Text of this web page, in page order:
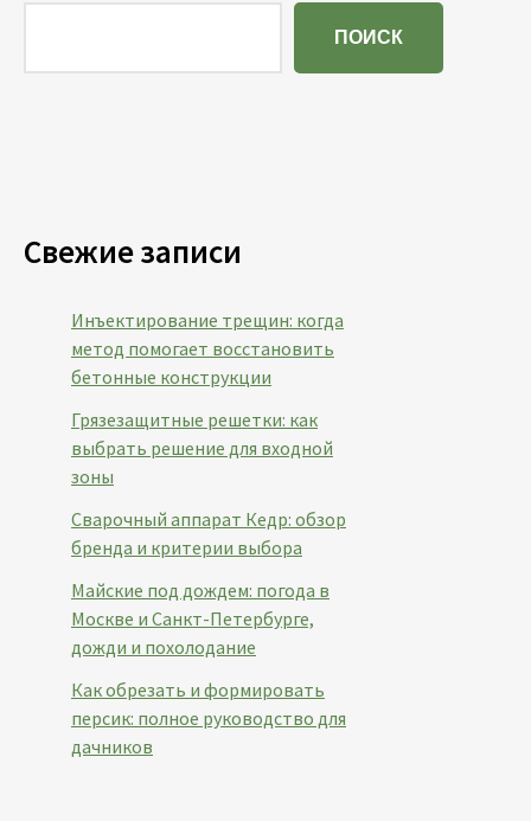
ПОИСК
Свежие записи
Инъектирование трещин: когда
метод помогает восстановить
бетонные конструкции
Грязезащитные решетки: как
выбрать решение для входной
зоны
Сварочный аппарат Кедр: обзор
бренда и критерии выбора
Майские под дождем: погода в
Москве и Санкт-Петербурге,
дожди и похолодание
Как обрезать и формировать
персик: полное руководство для
дачников